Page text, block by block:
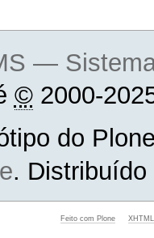
— Sistema
©2000-
do
.
Feito com Plone